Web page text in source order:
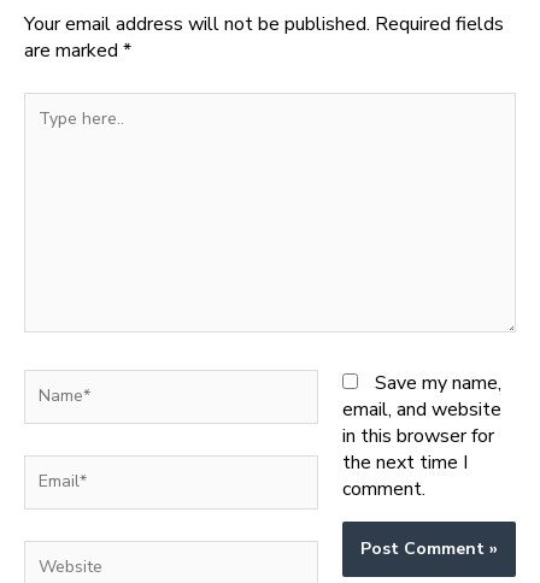
Your email address will not be published. Required fields
are marked *
here..
Save my name,
email, and website
in this browser for
the next time I
comment.